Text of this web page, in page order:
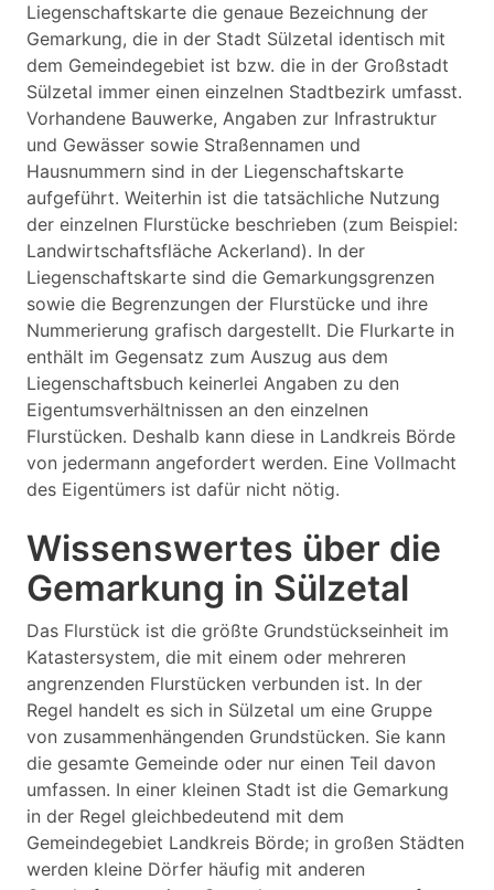
Liegenschaftskarte die genaue Bezeichnung der
Gemarkung, die in der Stadt Sülzetal identisch mit
dem Gemeindegebiet ist bzw. die in der Großstadt
Sülzetal immer einen einzelnen Stadtbezirk umfasst.
Vorhandene Bauwerke, Angaben zur Infrastruktur
und Gewässer sowie Straßennamen und
Hausnummern sind in der Liegenschaftskarte
aufgeführt. Weiterhin ist die tatsächliche Nutzung
der einzelnen Flurstücke beschrieben (zum Beispiel:
Landwirtschaftsfläche Ackerland). In der
Liegenschaftskarte sind die Gemarkungsgrenzen
sowie die Begrenzungen der Flurstücke und ihre
Nummerierung grafisch dargestellt. Die Flurkarte in
enthält im Gegensatz zum Auszug aus dem
Liegenschaftsbuch keinerlei Angaben zu den
Eigentumsverhältnissen an den einzelnen
Flurstücken. Deshalb kann diese in Landkreis Börde
von jedermann angefordert werden. Eine Vollmacht
des Eigentümers ist dafür nicht nötig.
Wissenswertes über die
Gemarkung in Sülzetal
Das Flurstück ist die größte Grundstückseinheit im
Katastersystem, die mit einem oder mehreren
angrenzenden Flurstücken verbunden ist. In der
Regel handelt es sich in Sülzetal um eine Gruppe
von zusammenhängenden Grundstücken. Sie kann
die gesamte Gemeinde oder nur einen Teil davon
umfassen. In einer kleinen Stadt ist die Gemarkung
in der Regel gleichbedeutend mit dem
Gemeindegebiet Landkreis Börde; in großen Städten
werden kleine Dörfer häufig mit anderen